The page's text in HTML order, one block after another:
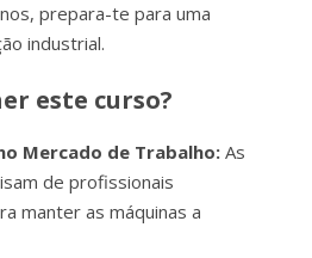
prepara-te para uma
industrial.
este curso?
Mercado de Trabalho:As
de profissionais
manter as máquinas a